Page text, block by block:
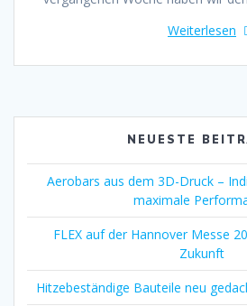
Weiterlesen
NEUESTE
Aerobars aus dem 3D-Druck –
maximale
FLEX auf der Hannover Messe
Zukunft
Hitzebeständige Bauteile neu